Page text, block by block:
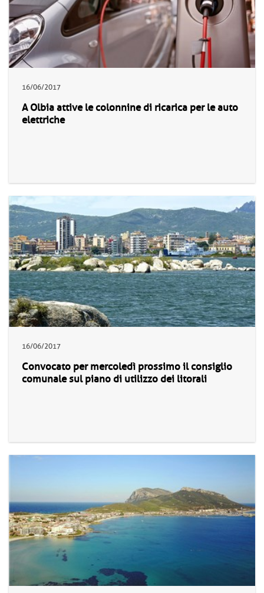
16/06/2017
A Olbia attive le colonnine di ricarica per le auto
elettriche
16/06/2017
Convocato per mercoledì prossimo il consiglio
comunale sul piano di utilizzo dei litorali